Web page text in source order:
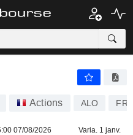
Actions ALO
07/08/2026 Varia. 1 janv.